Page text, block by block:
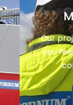
Our
you